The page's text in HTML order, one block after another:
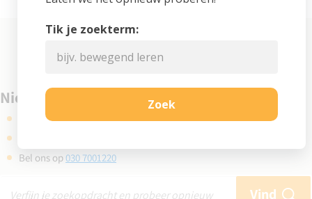
Niet gevonden wat je zocht?
Kijk eens bij de veelgestelde vragen
Bel ons op030 7001220
Vind